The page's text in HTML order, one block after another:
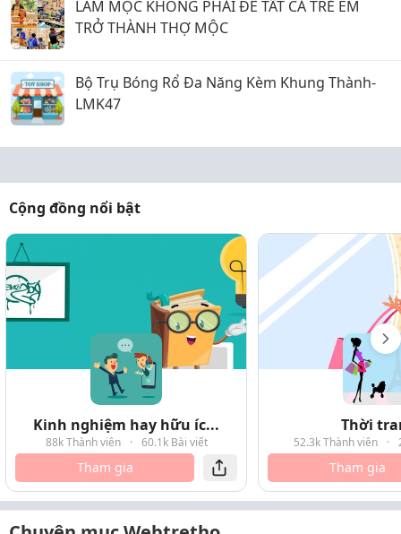
LÀM MỘC KHÔNG PHẢI ĐỂ TẤT CẢ TRẺ EM
TRỞ THÀNH THỢ MỘC
Bộ Trụ Bóng Rổ Đa Năng Kèm Khung Thành-
LMK47
Cộng đồng nổi bật
Kinh nghiệm hay hữu íc...
88k Thành viên · 60.1k Bài viết
Tham gia
Thời
52.3k Thành viên ·
Tham gia